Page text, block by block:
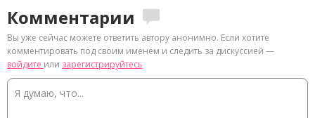
Комментарии
Вы уже сейчас можете ответить автору анонимно. Если хотите
комментировать под своим именем и следить за дискуссией —
войдите или зарегистрируйтесь